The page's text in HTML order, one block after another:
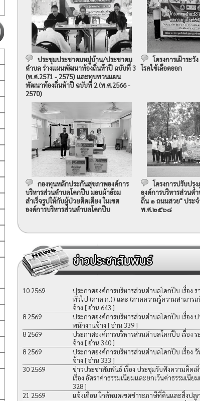
ประชุมประชาคมหมู่บ้าน/ประชาคม
ตำบล ร่างแผนพัฒนาท้องถิ่นห้าปี ฉบับที่ 3
(พ.ศ.2571 - 2575) และทบทวนแผน
พัฒนาท้องถิ่นห้าปี ฉบับที่ 2 (พ.ศ.2566 -
2570)
โครงการเฝ้าระ
โรคไข้เลือดออก
กองทุนหลักประกันสุขภาพองค์การ
บริหารส่วนตำบลโคกปีบ มอบผ้าอ้อม
สำเร็จรูปให้กับผู้ป่วยติดเตียง ในเขต
องค์การบริหารส่วนตำบลโคกปีบ
โครงการปรับปรุ
องค์การบริหารส่วนต
ถิ่น ๑ ถนนสวย" ประ
พ.ศ.๒๕๖๘
10 2569
ประกาศองค์การบริหารส่วนตำบลโคกปีบ เรื่อง
ทั่วไป (ภาค ก.)) และ (ภาคความรู้ความสามาร
จ้าง [ อ่าน 643 ]
8 2569
ประกาศองค์การบริหารส่วนตำบลโคกปีบ เรื่อง
พนักงานจ้าง [ อ่าน 339 ]
8 2569
ประกาศองค์การบริหารส่วนตำบลโคกปีบ เรื่อง
จ้าง [ อ่าน 340 ]
8 2569
ประกาศองค์การบริหารส่วนตำบลโคกปีบ เรื่อง
จ้าง [ อ่าน 333 ]
30 2569
ข่าวประชาสัมพันธ์ เรื่อง ประชุมรับฟังความคิด
เรื่อง อัตราค่าธรรมเนียมและยกเว้นค่าธรรมเ
328 ]
21 2569
แจ้งเตือน ใกล้หมดเขตชำระภาษีที่ดินและสิ่งปลู